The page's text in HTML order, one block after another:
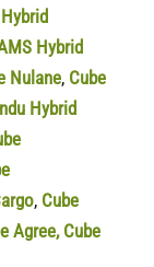
Hybrid
Nulane, Cube
Hybrid
, Cube
Agree, Cube